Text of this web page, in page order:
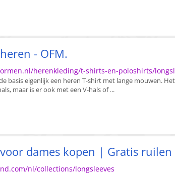
- OFM.
herenkleding/t-shirts-en-poloshirts/
basis eigenlijk een heren T-shirt met lange mouwen.
maar is er ook met een V-hals of ...
dames kopen | Gratis ruilen
nl/collections/longsleeves